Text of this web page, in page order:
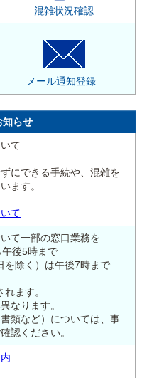
混雑状況確認
メール通知登録
知らせ
て
にできる手続や、混雑を
ます。
て
て一部の窓口業務を
後5時まで
を除く）は午後7時まで
ます。
なります。
類など）については、事
認ください。